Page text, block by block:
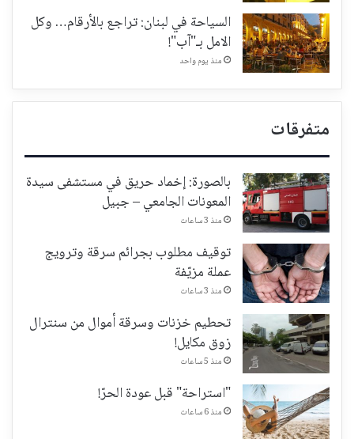
السياحة في لبنان: تراجع بالأرقام… وكل
الامل بـ"آب"!
منذ يوم واحد
متفرقات
بالصورة: إخماد حريق في مستشفى سيدة
المعونات الجامعي – جبيل
منذ 3 ساعات
توقيف مطلوب بجرائم سرقة وترويج
عملة مزيّفة
منذ 3 ساعات
تحطيم خزنات وسرقة أموال من سنترال
زوق مكايل!
منذ 5 ساعات
"استراحة" قبل عودة الحرّ!
منذ 6 ساعات